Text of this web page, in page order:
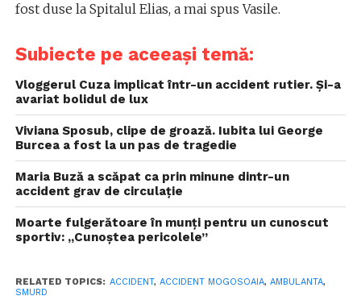
fost duse la Spitalul Elias, a mai spus Vasile.
Subiecte pe aceeași temă:
Vloggerul Cuza implicat într-un accident rutier. Și-a
avariat bolidul de lux
Viviana Sposub, clipe de groază. Iubita lui George
Burcea a fost la un pas de tragedie
Maria Buză a scăpat ca prin minune dintr-un
accident grav de circulație
Moarte fulgerătoare în munți pentru un cunoscut
sportiv: „Cunoștea pericolele”
RELATED TOPICS: ACCIDENT, ACCIDENT MOGOSOAIA, AMBULANTA,
SMURD